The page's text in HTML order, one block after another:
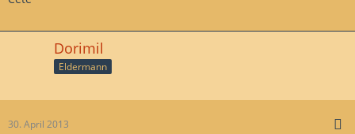
Dorimil
Eldermann
30. April 2013